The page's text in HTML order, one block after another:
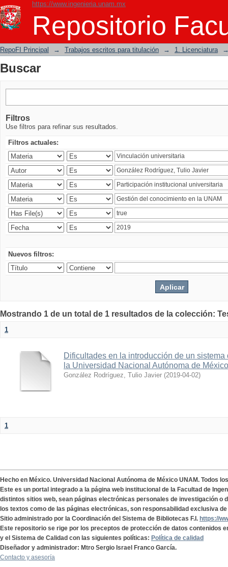
https://www.ingenieria.unam.mx
Repositorio
Buscar
RepoFI Principal → Trabajos escritos para titulación → 1. Licenciatura
Buscar
Filtros
Use filtros para refinar sus resultados.
Filtros actuales:
Nuevos filtros:
Mostrando 1 de un total de 1 resultados de la colección:
1
Dificultades en la introducción de un
la Universidad Nacional Autónoma de
González Rodríguez, Tulio Javier (2019-04-02)
1
Hecho en México. Universidad Nacional Autónoma de México UNAM. Todos
Este es un portal integrado a la página web institucional de la Facultad de
distintos sitios web, sean páginas electrónicas personales de investigación o
los textos como de las páginas electrónicas, son responsabilidad exclusiva
Sitio administrado por la Coordinación del Sistema de Bibliotecas F.I. https://
Este repositorio se rige por los preceptos de protección de datos contenidos
y el Sistema de Calidad con las siguientes políticas: Política de calidad
Diseñador y administrador: Mtro Sergio Israel Franco García.
Contacto y asesoría